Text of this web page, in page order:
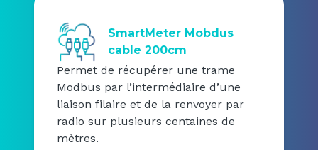
SmartMeter Mobdus
cable 200cm
Permet de récupérer une trame
Modbus par l’intermédiaire d’une
liaison filaire et de la renvoyer par
radio sur plusieurs centaines de
mètres.